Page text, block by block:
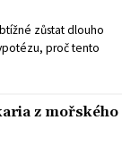
zůstat dlouho
proč tento
z mořského